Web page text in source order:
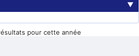
▼
pour cette année